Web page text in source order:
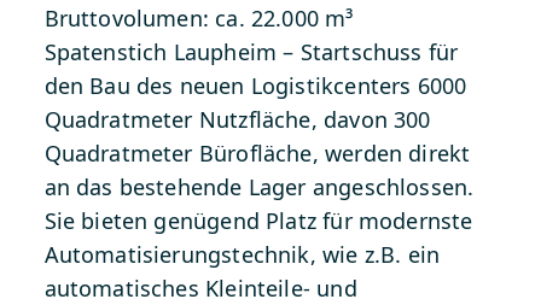
Bruttovolumen: ca. 22.000 m³
Spatenstich Laupheim – Startschuss für
den Bau des neuen Logistikcenters 6000
Quadratmeter Nutzfläche, davon 300
Quadratmeter Bürofläche, werden direkt
an das bestehende Lager angeschlossen.
Sie bieten genügend Platz für modernste
Automatisierungstechnik, wie z.B. ein
automatisches Kleinteile- und